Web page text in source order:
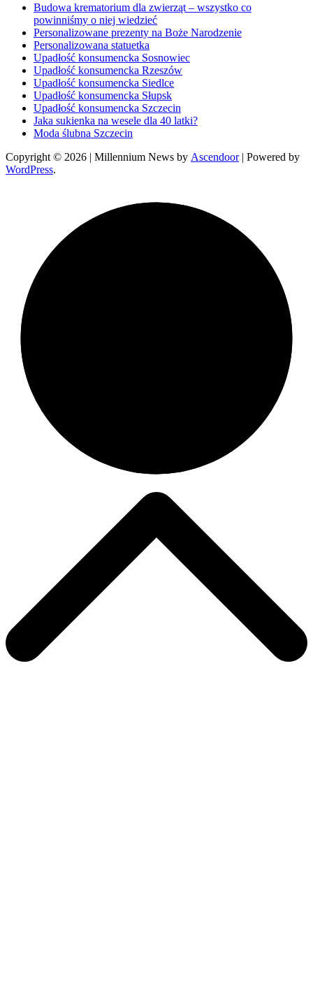
Budowa krematorium dla zwierząt – wszystko co
powinniśmy o niej wiedzieć
Personalizowane prezenty na Boże Narodzenie
Personalizowana statuetka
Upadłość konsumencka Sosnowiec
Upadłość konsumencka Rzeszów
Upadłość konsumencka Siedlce
Upadłość konsumencka Słupsk
Upadłość konsumencka Szczecin
Jaka sukienka na wesele dla 40 latki?
Moda ślubna Szczecin
Copyright © 2026 | Millennium News by Ascendoor| Powered by
WordPress.